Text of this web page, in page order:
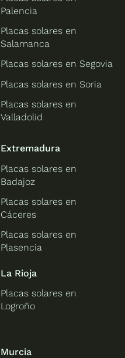
Palencia
Placas solares en
Salamanca
Placas solares en Segovia
Placas solares en Soria
Placas solares en
Valladolid
Extremadura
Placas solares en
Badajoz
Placas solares en
Cáceres
Placas solares en
Plasencia
La Rioja
Placas solares en
Logroño
Murcia